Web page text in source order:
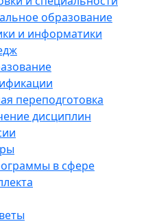
образование
и информатики
переподготовка
дисциплин
в сфере